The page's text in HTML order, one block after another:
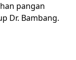
pangan
Dr. Bambang.